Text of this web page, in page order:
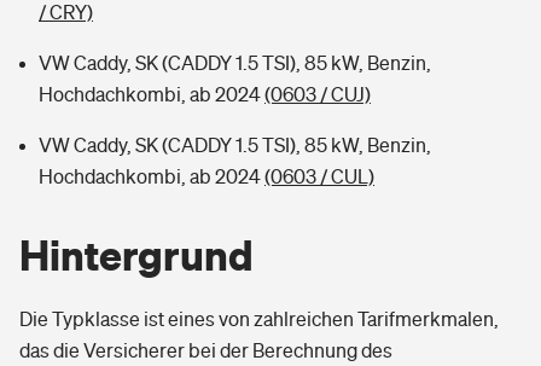
/ CRY)
VW Caddy, SK (CADDY 1.5 TSI), 85 kW, Benzin,
Hochdachkombi, ab 2024(0603 / CUJ)
VW Caddy, SK (CADDY 1.5 TSI), 85 kW, Benzin,
Hochdachkombi, ab 2024(0603 / CUL)
Hintergrund
Die Typklasse ist eines von zahlreichen Tarifmerkmalen,
das die Versicherer bei der Berechnung des